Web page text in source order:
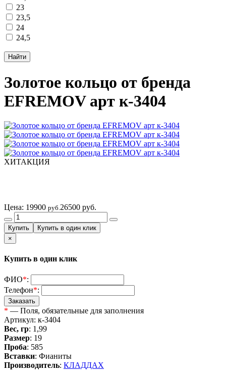
23
23,5
24
24,5
Золотое кольцо от бренда
EFREMOV арт к-3404
ХИТАКЦИЯ
Цена: 19900 руб.26500 руб.
×
Купить в один клик
ФИО*:
Телефон*:
* — Поля, обязательные для заполнения
Артикул: к-3404
Вес, гр: 1,99
Размер: 19
Проба: 585
Вставки: Фианиты
Производитель: КЛАДДАХ